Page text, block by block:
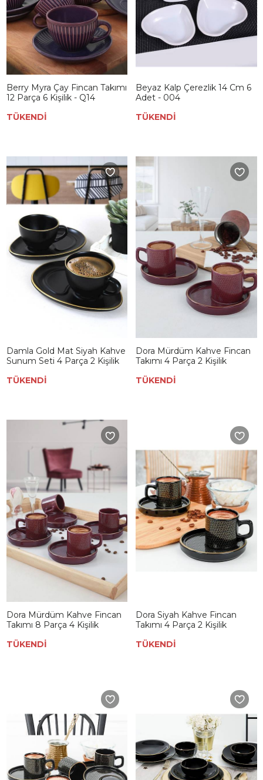
Berry Myra Çay Fincan Takımı
12 Parça 6 Kişilik - Q14
TÜKENDİ
Beyaz Kalp Çerezlik 14 Cm 6
Adet - 004
TÜKENDİ
Damla Gold Mat Siyah Kahve
Sunum Seti 4 Parça 2 Kişilik
TÜKENDİ
Dora Mürdüm Kahve Fincan
Takımı 4 Parça 2 Kişilik
TÜKENDİ
Dora Mürdüm Kahve Fincan
Takımı 8 Parça 4 Kişilik
TÜKENDİ
Dora Siyah Kahve Fincan
Takımı 4 Parça 2 Kişilik
TÜKENDİ